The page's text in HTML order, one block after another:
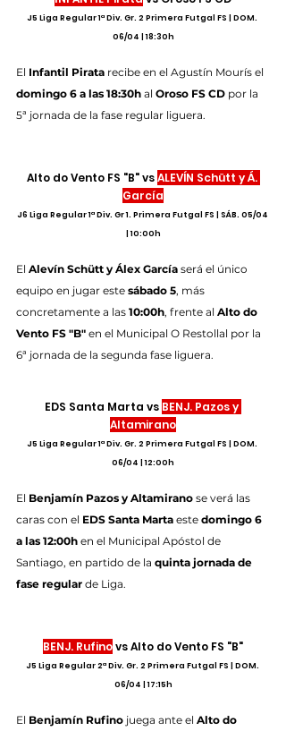
J5 Liga Regular 1ª Div. Gr. 2 Primera Futgal FS | DOM.
06/04 | 18:30h
El Infantil Pirata recibe en el Agustín Mourís el
domingo 6 a las 18:30h al Oroso FS CD por la
5ª jornada de la fase regular liguera.
Alto do Vento FS "B" vs ALEVÍN Schütt y Á.
García
J6 Liga Regular 1ª Div. Gr 1. Primera Futgal FS | SÁB. 05/04
| 10:00h
El Alevín Schütt y Álex García será el único
equipo en jugar este sábado 5, más
concretamente a las 10:00h, frente al Alto do
Vento FS "B" en el Municipal O Restollal por la
6ª jornada de la segunda fase liguera.
EDS Santa Marta vs BENJ. Pazos y
Altamirano
J5 Liga Regular 1ª Div. Gr. 2 Primera Futgal FS | DOM.
06/04 | 12:00h
El Benjamín Pazos y Altamirano se verá las
caras con el EDS Santa Marta este domingo 6
a las 12:00h en el Municipal Apóstol de
Santiago, en partido de la quinta jornada de
fase regular de Liga.
BENJ. Rufino vs Alto do Vento FS "B"
J5 Liga Regular 2ª Div. Gr. 2 Primera Futgal FS | DOM.
06/04 | 17:15h
El Benjamín Rufino juega ante el Alto do